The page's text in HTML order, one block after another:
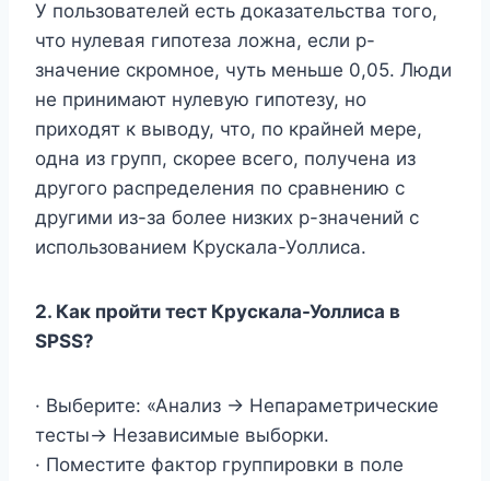
У пользователей есть доказательства того,
что нулевая гипотеза ложна, если p-
значение скромное, чуть меньше 0,05. Люди
не принимают нулевую гипотезу, но
приходят к выводу, что, по крайней мере,
одна из групп, скорее всего, получена из
другого распределения по сравнению с
другими из-за более низких p-значений с
использованием Крускала-Уоллиса.
2. Как пройти тест Крускала-Уоллиса в
SPSS?
· Выберите: «Анализ -> Непараметрические
тесты-> Независимые выборки.
· Поместите фактор группировки в поле